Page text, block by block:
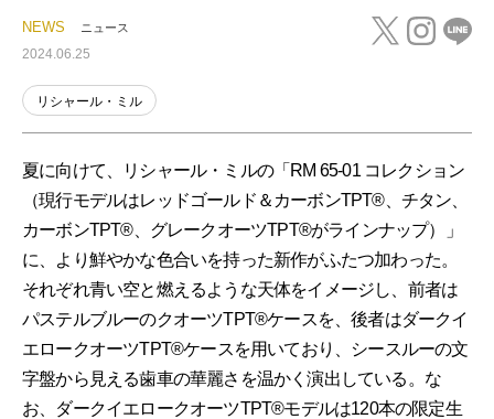
NEWS ニュース
2024.06.25
リシャール・ミル
夏に向けて、リシャール・ミルの「RM 65-01 コレクション
（現行モデルはレッドゴールド＆カーボンTPT®、チタン、
カーボンTPT®、グレークオーツTPT®がラインナップ）」
に、より鮮やかな色合いを持った新作がふたつ加わった。
それぞれ青い空と燃えるような天体をイメージし、前者は
パステルブルーのクオーツTPT®ケースを、後者はダークイ
エロークオーツTPT®ケースを用いており、シースルーの文
字盤から見える歯車の華麗さを温かく演出している。な
お、ダークイエロークオーツTPT®モデルは120本の限定生